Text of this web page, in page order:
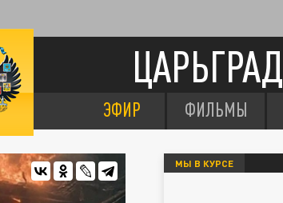
ЦАРЬГРАД
ЭФИР ФИЛЬМЫ
МЫ В КУРСЕ